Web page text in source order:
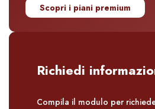
Scopri i piani premium
Richiedi
Compila il modulo per